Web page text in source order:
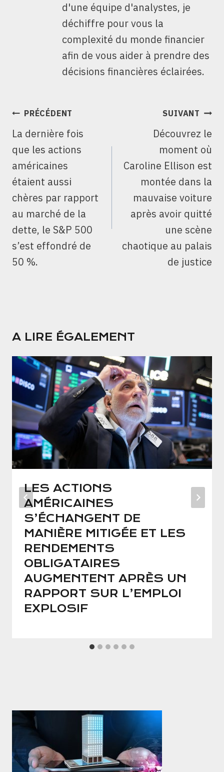
d'une équipe d'analystes, je
déchiffre pour vous la
complexité du monde financier
afin de vous aider à prendre des
décisions financières éclairées.
NAVIGATION
L’ARTICLE
PRÉCÉDENT
La dernière fois
que les actions
américaines
étaient aussi
chères par rapport
au marché de la
dette, le S&P 500
s’est effondré de
50 %.
SUIVANT
Découvrez le
moment où
Caroline Ellison est
montée dans la
mauvaise voiture
après avoir quitté
une scène
chaotique au palais
de justice
A LIRE ÉGALEMENT
LES ACTIONS
AMÉRICAINES
S’ÉCHANGENT DE
MANIÈRE MITIGÉE ET LES
RENDEMENTS
OBLIGATAIRES
AUGMENTENT APRÈS UN
RAPPORT SUR L’EMPLOI
EXPLOSIF